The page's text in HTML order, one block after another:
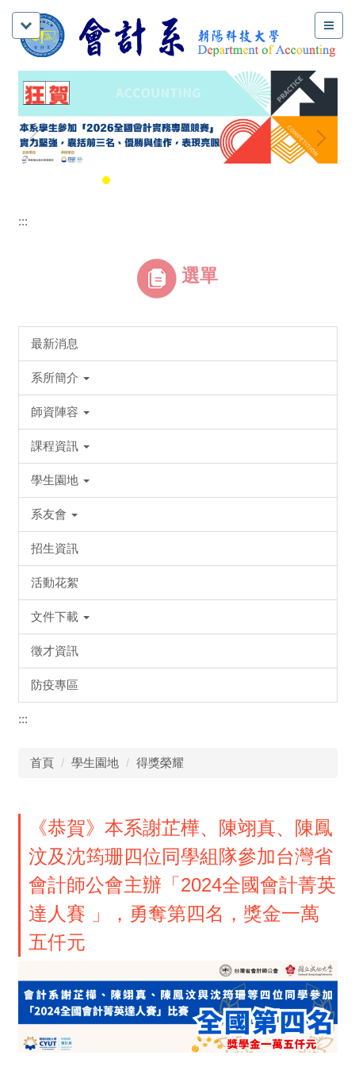
:::
選單
最新消息
系所簡介
師資陣容
課程資訊
學生園地
系友會
招生資訊
活動花絮
文件下載
徵才資訊
防疫專區
:::
首頁 學生園地 得獎榮耀
《恭賀》本系謝芷樺、陳翊真、陳鳳
汶及沈筠珊四位同學組隊參加台灣省
會計師公會主辦「2024全國會計菁英
達人賽 」，勇奪第四名，獎金一萬
五仟元